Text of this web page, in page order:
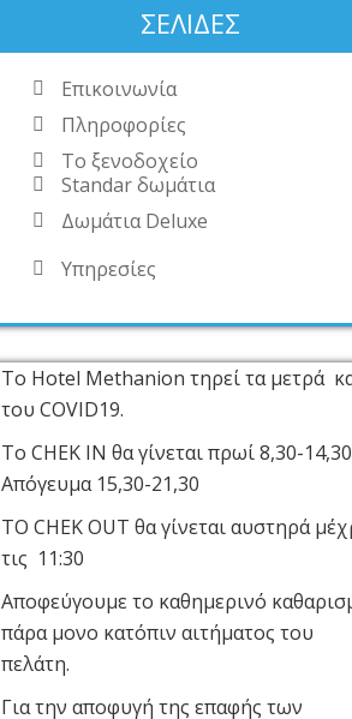
ΣΕΛΊΔΕΣ
Επικοινωνία
Πληροφορίες
Το ξενοδοχείο
Standar δωμάτια
Δωμάτια Deluxe
Υπηρεσίες
Το Hotel Methanion τηρεί τα μετρά
του COVID19.
Το CHEK IN θα γίνεται πρωί 8,30-
Απόγευμα 15,30-21,30
ΤΟ CHEK OUT θα γίνεται αυστηρά
τις 11:30
Αποφεύγουμε το καθημερινό
πάρα μονο κατόπιν αιτήματος του
πελάτη.
Για την αποφυγή της επαφής των